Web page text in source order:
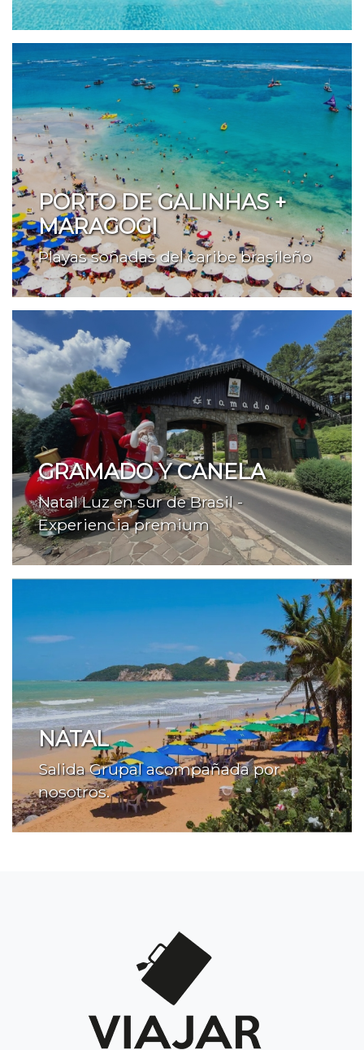
PORTO DE GALINHAS +
MARAGOGI
Playas soñadas del caribe brasileño
GRAMADO Y CANELA
Natal Luz en sur de Brasil -
Experiencia premium
NATAL
Salida Grupal acompañada por
nosotros.